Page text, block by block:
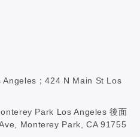
；424 N Main St Los
Park Los Angeles 後面
Monterey Park, CA 91755